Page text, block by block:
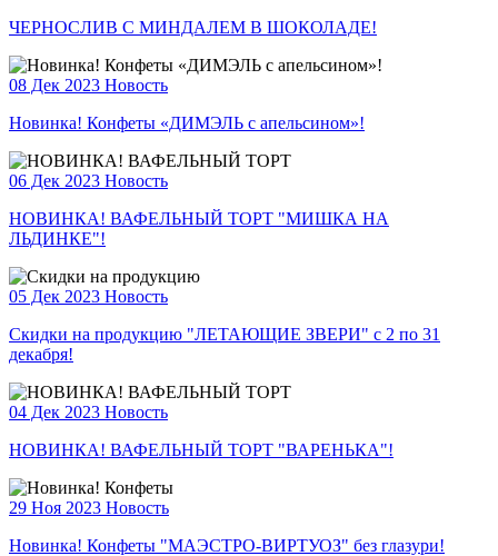
ЧЕРНОСЛИВ С МИНДАЛЕМ В ШОКОЛАДЕ!
08 Дек 2023 Новость
Новинка! Конфеты «ДИМЭЛЬ с апельсином»!
06 Дек 2023 Новость
НОВИНКА! ВАФЕЛЬНЫЙ ТОРТ "МИШКА НА
ЛЬДИНКЕ"!
05 Дек 2023 Новость
Скидки на продукцию "ЛЕТАЮЩИЕ ЗВЕРИ" с 2 по 31
декабря!
04 Дек 2023 Новость
НОВИНКА! ВАФЕЛЬНЫЙ ТОРТ "ВАРЕНЬКА"!
29 Ноя 2023 Новость
Новинка! Конфеты "МАЭСТРО-ВИРТУОЗ" без глазури!